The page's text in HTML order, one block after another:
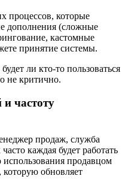
процессов, которые
дополнения (сложные
кастомные
принятие системы.
ли кто-то пользоваться
не критично.
и частоту
продаж, служба
каждая будет работать
продавцом
которую обновляет